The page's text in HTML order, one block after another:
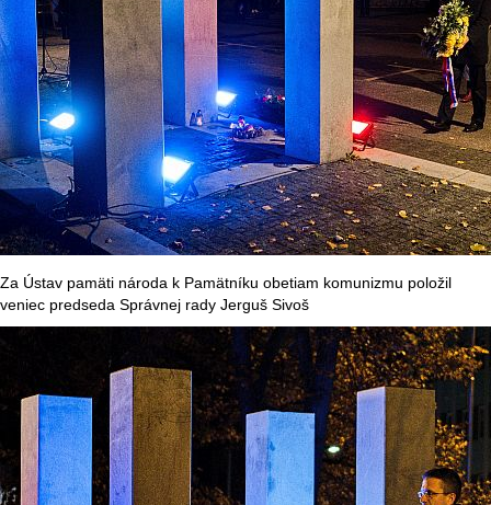
Za Ústav pamäti národa k Pamätníku obetiam komunizmu položil
veniec predseda Správnej rady Jerguš Sivoš